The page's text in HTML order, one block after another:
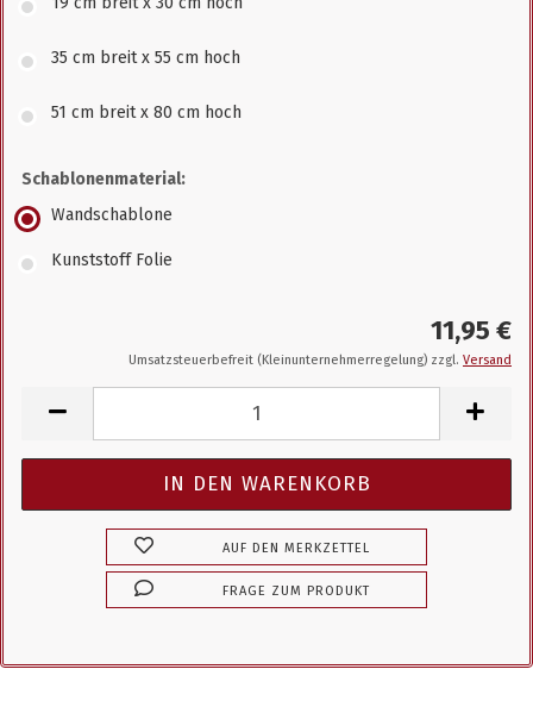
35 cm breit x 55 cm hoch
51 cm breit x 80 cm hoch
Schablonenmaterial:
Wandschablone
Kunststoff Folie
11,95 €
Umsatzsteuerbefreit (Kleinunternehmerregelung) zzgl. Versand
AUF DEN MERKZETTEL
FRAGE ZUM PRODUKT